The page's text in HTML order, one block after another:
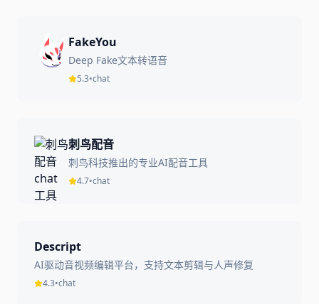
FakeYou
Deep Fake文本转语音
5.3•chat
刺鸟配音
刺鸟科技推出的专业AI配音工具
4.7•chat
Descript
AI驱动音视频编辑平台，支持文本剪辑与人声修复
4.3•chat